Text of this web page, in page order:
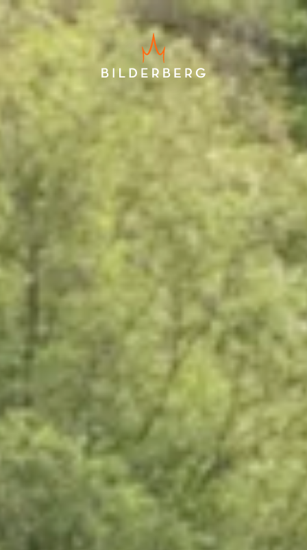
Bestpreisgarantie
Exklusive Touristensteuer und
Servicegebühr
Kostenlose Stornierung bis 24
Stunden vor Ankunft
Keine Kreditkarte erforderlich, Sie
zahlen im Hotel